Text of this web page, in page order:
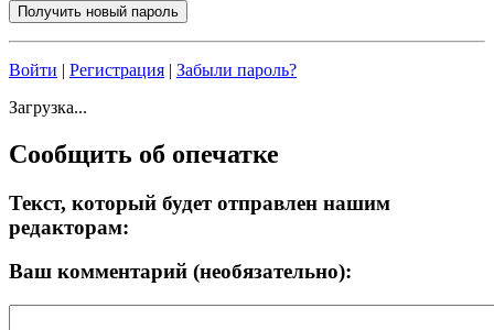
Войти | Регистрация | Забыли пароль?
Загрузка...
Сообщить об опечатке
Текст, который будет отправлен нашим
редакторам:
Ваш комментарий (необязательно):